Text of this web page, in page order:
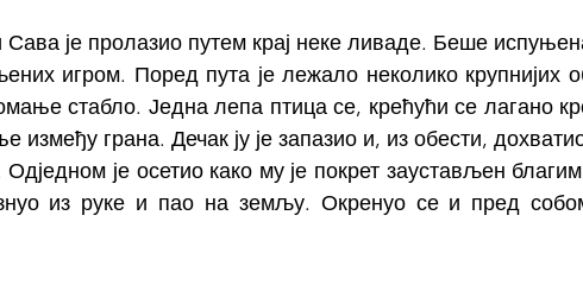
Сава је пролазио путем крај неке ливаде. Беше
игром. Поред пута је лежало неколико крупнијих
стабло. Једна лепа птица се, крећући се лагано
између грана. Дечак ју је запазио и, из обести,
Одједном је осетио како му је покрет заустављен
из руке и пао на земљу. Окренуо се и пред